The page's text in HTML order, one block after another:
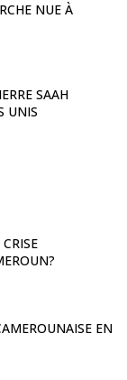
NUE À
SAAH
UNIS
EN